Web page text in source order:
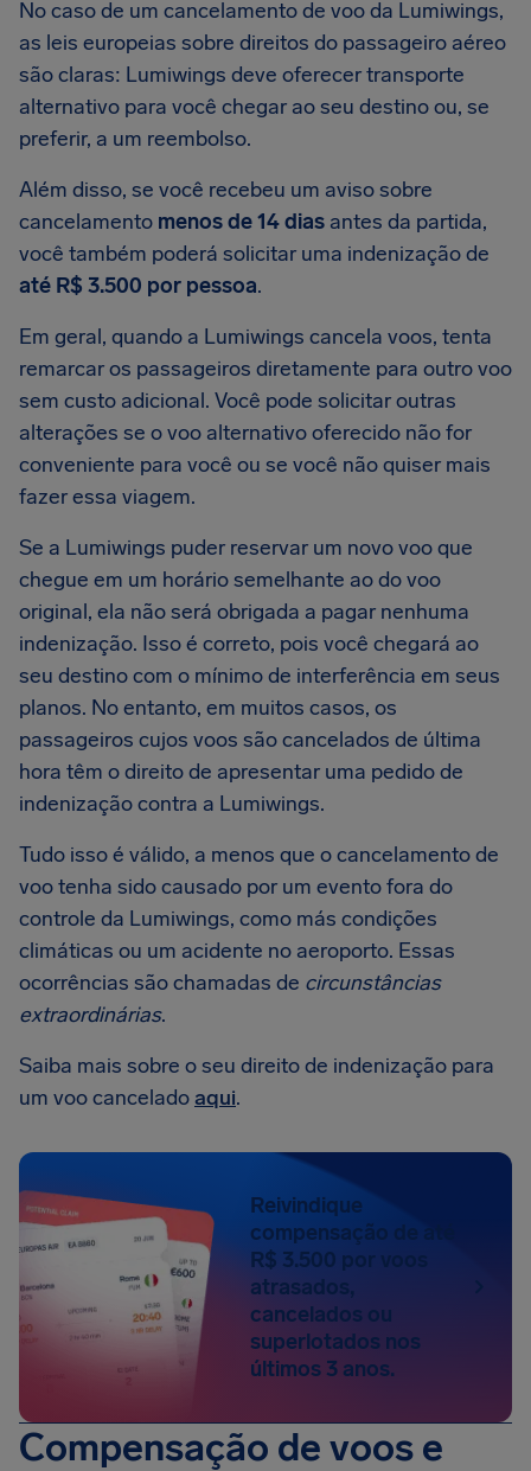
No caso de um cancelamento de voo da Lumiwings,
as leis europeias sobre direitos do passageiro aéreo
são claras: Lumiwings deve oferecer transporte
alternativo para você chegar ao seu destino ou, se
preferir, a um reembolso.
Além disso, se você recebeu um aviso sobre
cancelamento menos de 14 dias antes da partida,
você também poderá solicitar uma indenização de
até R$ 3.500 por pessoa.
Em geral, quando a Lumiwings cancela voos, tenta
remarcar os passageiros diretamente para outro voo
sem custo adicional. Você pode solicitar outras
alterações se o voo alternativo oferecido não for
conveniente para você ou se você não quiser mais
fazer essa viagem.
Se a Lumiwings puder reservar um novo voo que
chegue em um horário semelhante ao do voo
original, ela não será obrigada a pagar nenhuma
indenização. Isso é correto, pois você chegará ao
seu destino com o mínimo de interferência em seus
planos. No entanto, em muitos casos, os
passageiros cujos voos são cancelados de última
hora têm o direito de apresentar uma pedido de
indenização contra a Lumiwings.
Tudo isso é válido, a menos que o cancelamento de
voo tenha sido causado por um evento fora do
controle da Lumiwings, como más condições
climáticas ou um acidente no aeroporto. Essas
ocorrências são chamadas de circunstâncias
extraordinárias.
Saiba mais sobre o seu direito de indenização para
um voo canceladoaqui.
Reivindique
compensação de até
R$ 3.500 por voos
atrasados,
cancelados ou
superlotados nos
últimos 3 anos.
Compensação de voos e